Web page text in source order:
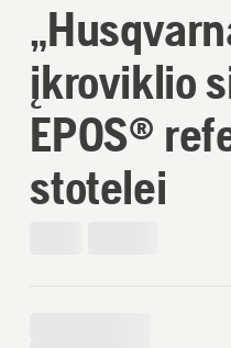
įkroviklio
EPOS®
stotelei